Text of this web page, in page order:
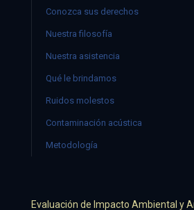
Conozca sus derechos
Nuestra filosofía
Nuestra asistencia
Qué le brindamos
Ruidos molestos
Contaminación acústica
Metodología
Evaluación de Impacto Ambiental y